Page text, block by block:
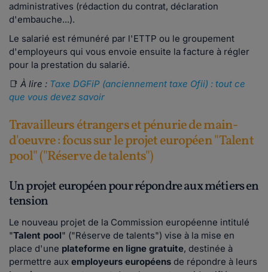
administratives (rédaction du contrat, déclaration
d'embauche...).
Le salarié est rémunéré par l'ETTP ou le groupement
d'employeurs qui vous envoie ensuite la facture à régler
pour la prestation du salarié.
📑 À lire : Taxe DGFiP (anciennement taxe Ofii) : tout ce
que vous devez savoir
Travailleurs étrangers et pénurie de main-
d'oeuvre : focus sur le projet européen "Talent
pool" ("Réserve de talents")
Un projet européen pour répondre aux métiers en
tension
Le nouveau projet de la Commission européenne intitulé
"Talent pool" ("Réserve de talents") vise à la mise en
place d'une plateforme en ligne gratuite, destinée à
permettre aux employeurs européens de répondre à leurs